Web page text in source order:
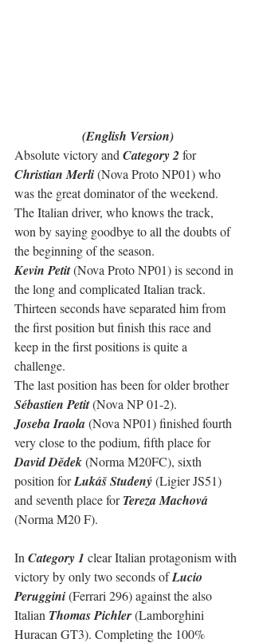
(English Version)
Absolute victory and Category 2 for
Christian Merli (Nova Proto NP01) who
was the great dominator of the weekend.
The Italian driver, who knows the track,
won by saying goodbye to all the doubts of
the beginning of the season.
Kevin Petit (Nova Proto NP01) is second in
the long and complicated Italian track.
Thirteen seconds have separated him from
the first position but finish this race and
keep in the first positions is quite a
challenge.
The last position has been for older brother
Sébastien Petit (Nova NP 01-2).
Joseba Iraola (Nova NP01) finished fourth
very close to the podium, fifth place for
David Dědek (Norma M20FC), sixth
position for Lukáš Studený (Ligier JS51)
and seventh place for Tereza Machová
(Norma M20 F).
In Category 1 clear Italian protagonism with
victory by only two seconds of Lucio
Peruggini (Ferrari 296) against the also
Italian Thomas Pichler (Lamborghini
Huracan GT3). Completing the 100%